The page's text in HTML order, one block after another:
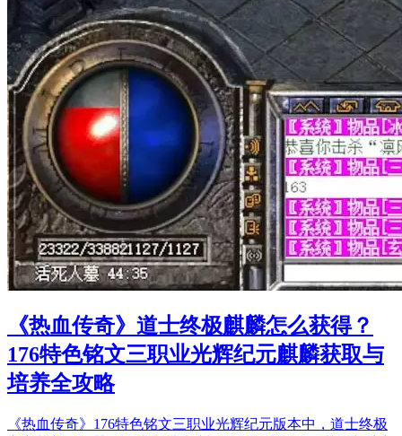
《热血传奇》道士终极麒麟怎么获得？
176特色铭文三职业光辉纪元麒麟获取与
培养全攻略
《热血传奇》176特色铭文三职业光辉纪元版本中，道士终极